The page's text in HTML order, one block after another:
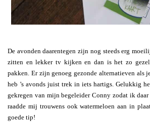
De avonden daarentegen zijn nog steeds erg
zitten en lekker tv kijken en dan is het zo
pakken. Er zijn genoeg gezonde alternatieven als
heb ’s avonds juist trek in iets hartigs. Gelukkig
gekregen van mijn begeleider Conny zodat ik
raadde mij trouwens ook watermeloen aan in
goede tip!